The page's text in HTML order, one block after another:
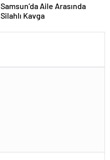
Samsun’da Aile Arasında
Silahlı Kavga